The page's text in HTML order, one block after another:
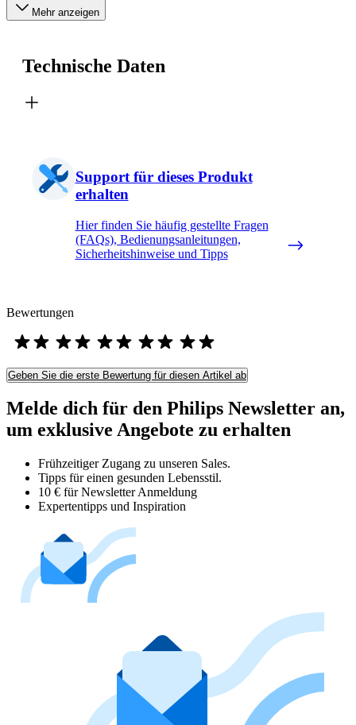
Mehr anzeigen
Technische Daten
Support für dieses Produkt
erhalten
Hier finden Sie häufig gestellte Fragen
(FAQs), Bedienungsanleitungen,
Sicherheitshinweise und Tipps
Bewertungen
Geben Sie die erste Bewertung für diesen Artikel ab
Melde dich für den Philips Newsletter an,
um exklusive Angebote zu erhalten
Frühzeitiger Zugang zu unseren Sales.
Tipps für einen gesunden Lebensstil.
10 € für Newsletter Anmeldung
Expertentipps und Inspiration